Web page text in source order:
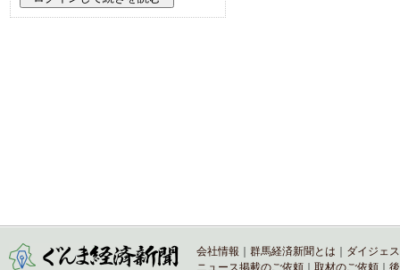
会社情報 群馬経済新聞とは
ダイジェ
ニュース掲載のご依頼
取材のご依頼